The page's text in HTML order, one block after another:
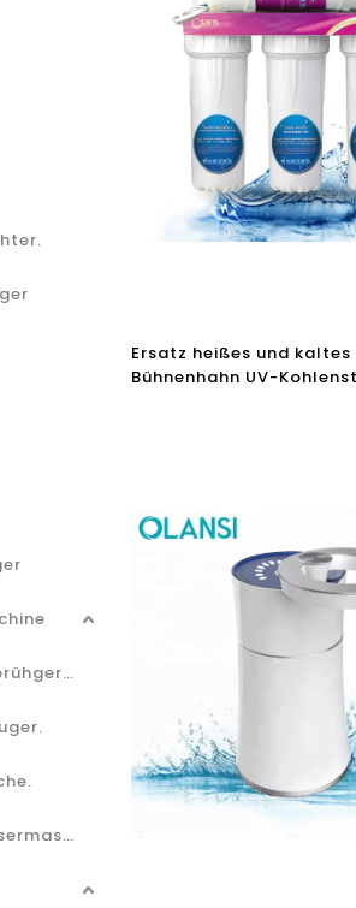
Wasserstoff-Wasser-Sprühgerät.
Desinfektionsmittelwassermaschine.
Ersatz heißes und
Bühnenhahn UV-